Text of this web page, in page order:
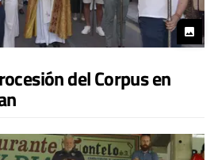
photo
del Corpus en